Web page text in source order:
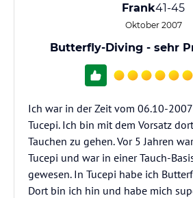
Frank41-45
Oktober 2007
Butterfly-Diving - sehr
Ich war in der Zeit vom 06.10-
Tucepi. Ich bin mit dem Vorsatz
Tauchen zu gehen. Vor 5 Jahren
Tucepi und war in einer Tauch-
gewesen. In Tucepi habe ich
Dort bin ich hin und habe mich